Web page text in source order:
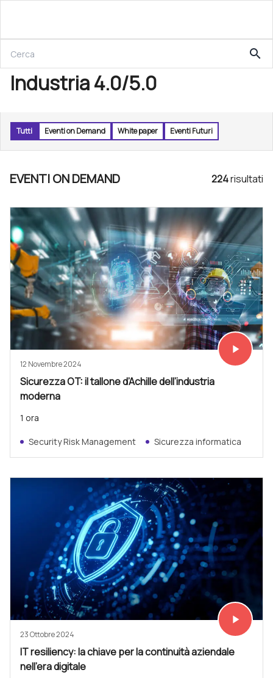
search
Industria 4.0/5.0
Tutti Eventi on Demand White paper Eventi Futuri
EVENTI ON DEMAND 224risultati
Vedi subito
play_arrow
12 Novembre 2024
Sicurezza OT: il tallone d’Achille dell’industria
moderna
1 ora
Security Risk Management Sicurezza informatica
Vedi subito
play_arrow
23 Ottobre 2024
IT resiliency: la chiave per la continuità aziendale
nell’era digitale